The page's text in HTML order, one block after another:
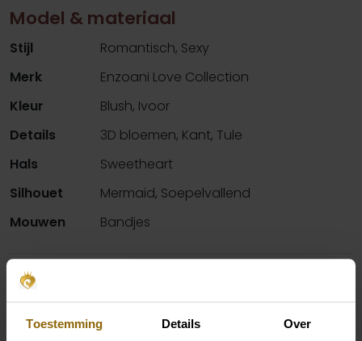
Toestemming Details Over
Model & materiaal
Stijl
Romantisch, Sexy
Merk
Enzoani Love Collection
Kleur
Blush, Ivoor
Details
3D bloemen, Kant, Tule
Hals
Sweetheart
Silhouet
Mermaid, Soepelvallend
Mouwen
Bandjes
Beschikbaarheid per winkel